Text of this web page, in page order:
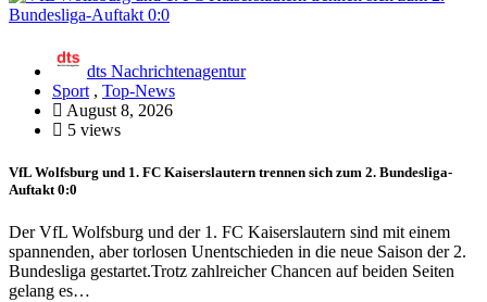
dts Nachrichtenagentur
Sport , Top-News
August 8, 2026
5 views
VfL Wolfsburg und 1. FC Kaiserslautern trennen sich zum 2. Bundesliga-
Auftakt 0:0
Der VfL Wolfsburg und der 1. FC Kaiserslautern sind mit einem
spannenden, aber torlosen Unentschieden in die neue Saison der 2.
Bundesliga gestartet.Trotz zahlreicher Chancen auf beiden Seiten
gelang es…